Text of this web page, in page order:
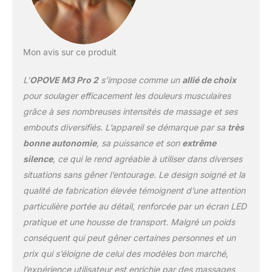
pression pour des groupes
musculaires spécifiques
permet de voir clairement la
vitesse et la charge restante.
massage musculaire est
équipé de 6 têtes de
massage pour différentes
parties du corps. Vous
pouvez ainsi masser et
détendre les muscles de tout
votre corps. 【Précision et
Longue Durée】Le boîtier du
pistolet de massage
fabriqué en aluminium de
haute qualité, et la batterie de
2600mAh peut être
Mon avis sur ce produit
L’OPOVE M3 Pro 2s’impose comme un allié de choix
pour soulager efficacement les douleurs musculaires
grâce à ses nombreuses intensités de massage et ses
embouts diversifiés. L’appareil se démarque par sa très
bonne autonomie, sa puissance et son extrême
silence, ce qui le rend agréable à utiliser dans diverses
situations sans gêner l’entourage. Le design soigné et la
qualité de fabrication élevée témoignent d’une attention
particulière portée au détail, renforcée par un écran LED
pratique et une housse de transport. Malgré un poids
conséquent qui peut gêner certaines personnes et un
prix qui s’éloigne de celui des modèles bon marché,
l’expérience utilisateur est enrichie par des massages